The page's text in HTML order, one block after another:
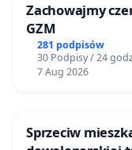
Zachowajmy
GZM
281 podpisów
30 Podpisy / 24
7 Aug 2026
Sprzeciw